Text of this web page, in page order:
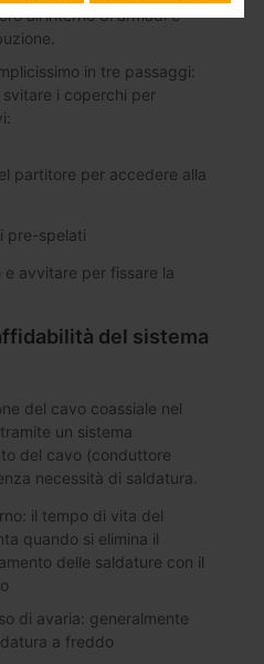
all'interno di armadi e
in tre passaggi:
i coperchi per
partitore per accedere alla
pre-spelati
avvitare per fissare la
del sistema
del cavo coassiale nel
un sistema
del cavo (conduttore
necessità di saldatura.
il tempo di vita del
quando si elimina il
delle saldature con il
di avaria: generalmente
a freddo